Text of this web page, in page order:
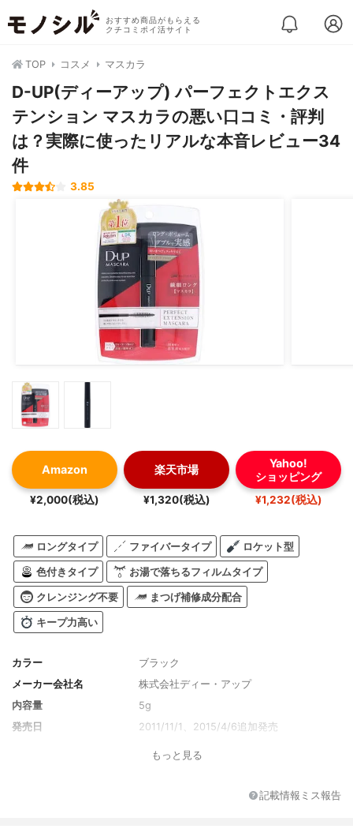
おすすめ商品がもらえる
クチコミポイ活サイト
TOP コスメ マスカラ
D-UP(ディーアップ) パーフェクトエクス
テンション マスカラの悪い口コミ・評判
は？実際に使ったリアルな本音レビュー34
件
3.85
Amazon
¥2,000(税込)
楽天市場
¥1,320(税込)
Yahoo!
ショッピング
¥1,232(税込)
ロングタイプ ファイバータイプ ロケット型
色付きタイプ お湯で落ちるフィルムタイプ
クレンジング不要 まつげ補修成分配合
キープ力高い
カラー
ブラック
メーカー会社名
株式会社ディー・アップ
内容量
5g
発売日
2011/11/1、2015/4/6追加発売
もっと見る
記載情報ミス報告